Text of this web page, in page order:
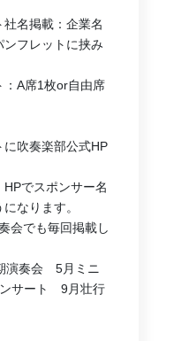
名掲載：企業名
ンフレットに挟み
A席1枚or自由席
吹奏楽部公式HP
でスポンサー名
なります。
会でも毎回掲載し
演奏会　5月ミニ
サート　9月壮行